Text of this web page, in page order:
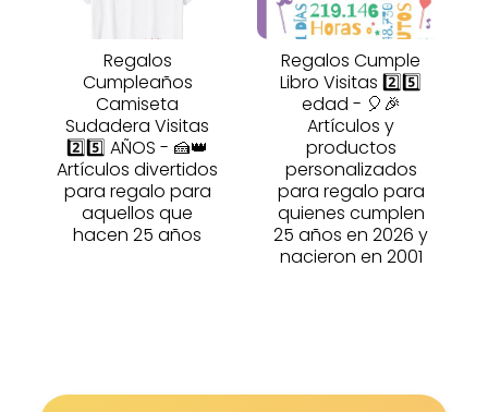
Regalos
Cumpleaños
Camiseta
Sudadera Visitas
2️⃣5️⃣ AÑOS - 🍰👑
Artículos divertidos
para regalo para
aquellos que
hacen 25 años
Regalos Cumple
Libro Visitas 2️⃣5️⃣
edad - 🎈🎉
Artículos y
productos
personalizados
para regalo para
quienes cumplen
25 años en 2026 y
nacieron en 2001